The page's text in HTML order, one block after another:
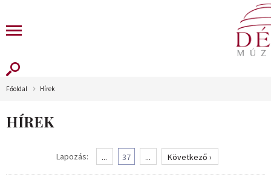
Főoldal Hírek
HÍREK
Lapozás: ... 37 ... Következő ›